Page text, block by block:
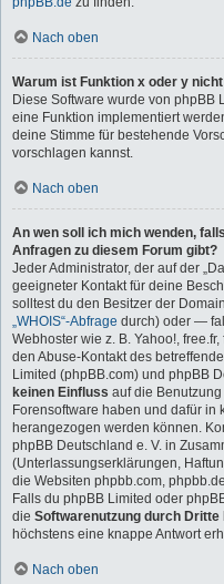
Nach oben
Warum ist Funktion x oder y
Diese Software wurde von phpBB
eine Funktion implementiert
deine Stimme für bestehende
vorschlagen kannst.
Nach oben
An wen soll ich mich wenden,
Anfragen zu diesem Forum gibt?
Jeder Administrator, der auf der
geeigneter Kontakt für deine
solltest du den Besitzer der
„WHOIS“-Abfrage durch) oder —
Webhoster wie z. B. Yahoo!,
den Abuse-Kontakt des
Limited (phpBB.com) und phpBB
keinen Einfluss auf die
Forensoftware haben und dafür in
herangezogen werden können.
phpBB Deutschland e. V. in
(Unterlassungserklärungen,
die Websiten phpbb.com,
Falls du phpBB Limited oder
die Softwarenutzung durch Dritte
höchstens eine knappe Antwort
Nach oben